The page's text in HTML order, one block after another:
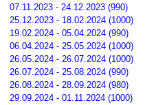
07.11.2023 - 24.12.2023 (990)
25.12.2023 - 18.02.2024 (1000)
19.02.2024 - 05.04.2024 (990)
06.04.2024 - 25.05.2024 (1000)
26.05.2024 - 26.07.2024 (1000)
26.07.2024 - 25.08.2024 (990)
26.08.2024 - 28.09.2024 (980)
29.09.2024 - 01.11.2024 (1000)